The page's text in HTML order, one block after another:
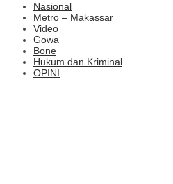
Nasional
Metro – Makassar
Video
Gowa
Bone
Hukum dan Kriminal
OPINI